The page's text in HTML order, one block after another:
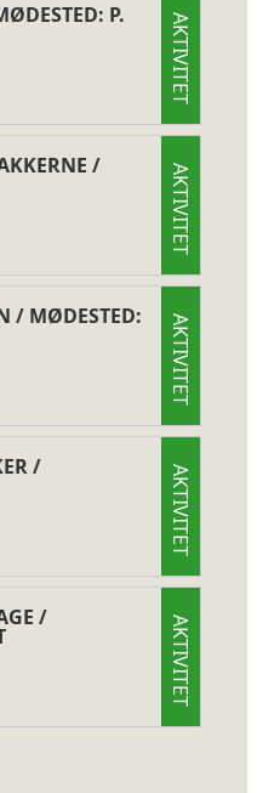
P. AKTIVITET
/ AKTIVITET
/ MØDESTED: AKTIVITET
/ AKTIVITET
/ AKTIVITET